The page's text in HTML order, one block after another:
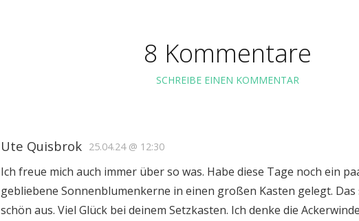
8 Kommentare
SCHREIBE EINEN KOMMENTAR
Ute Quisbrok 25.04.24 @ 12:30
Ich freue mich auch immer über so was. Habe diese Tage noch ein
gebliebene Sonnenblumenkerne in einen großen Kasten gelegt. Das
schön aus. Viel Glück bei deinem Setzkasten. Ich denke die